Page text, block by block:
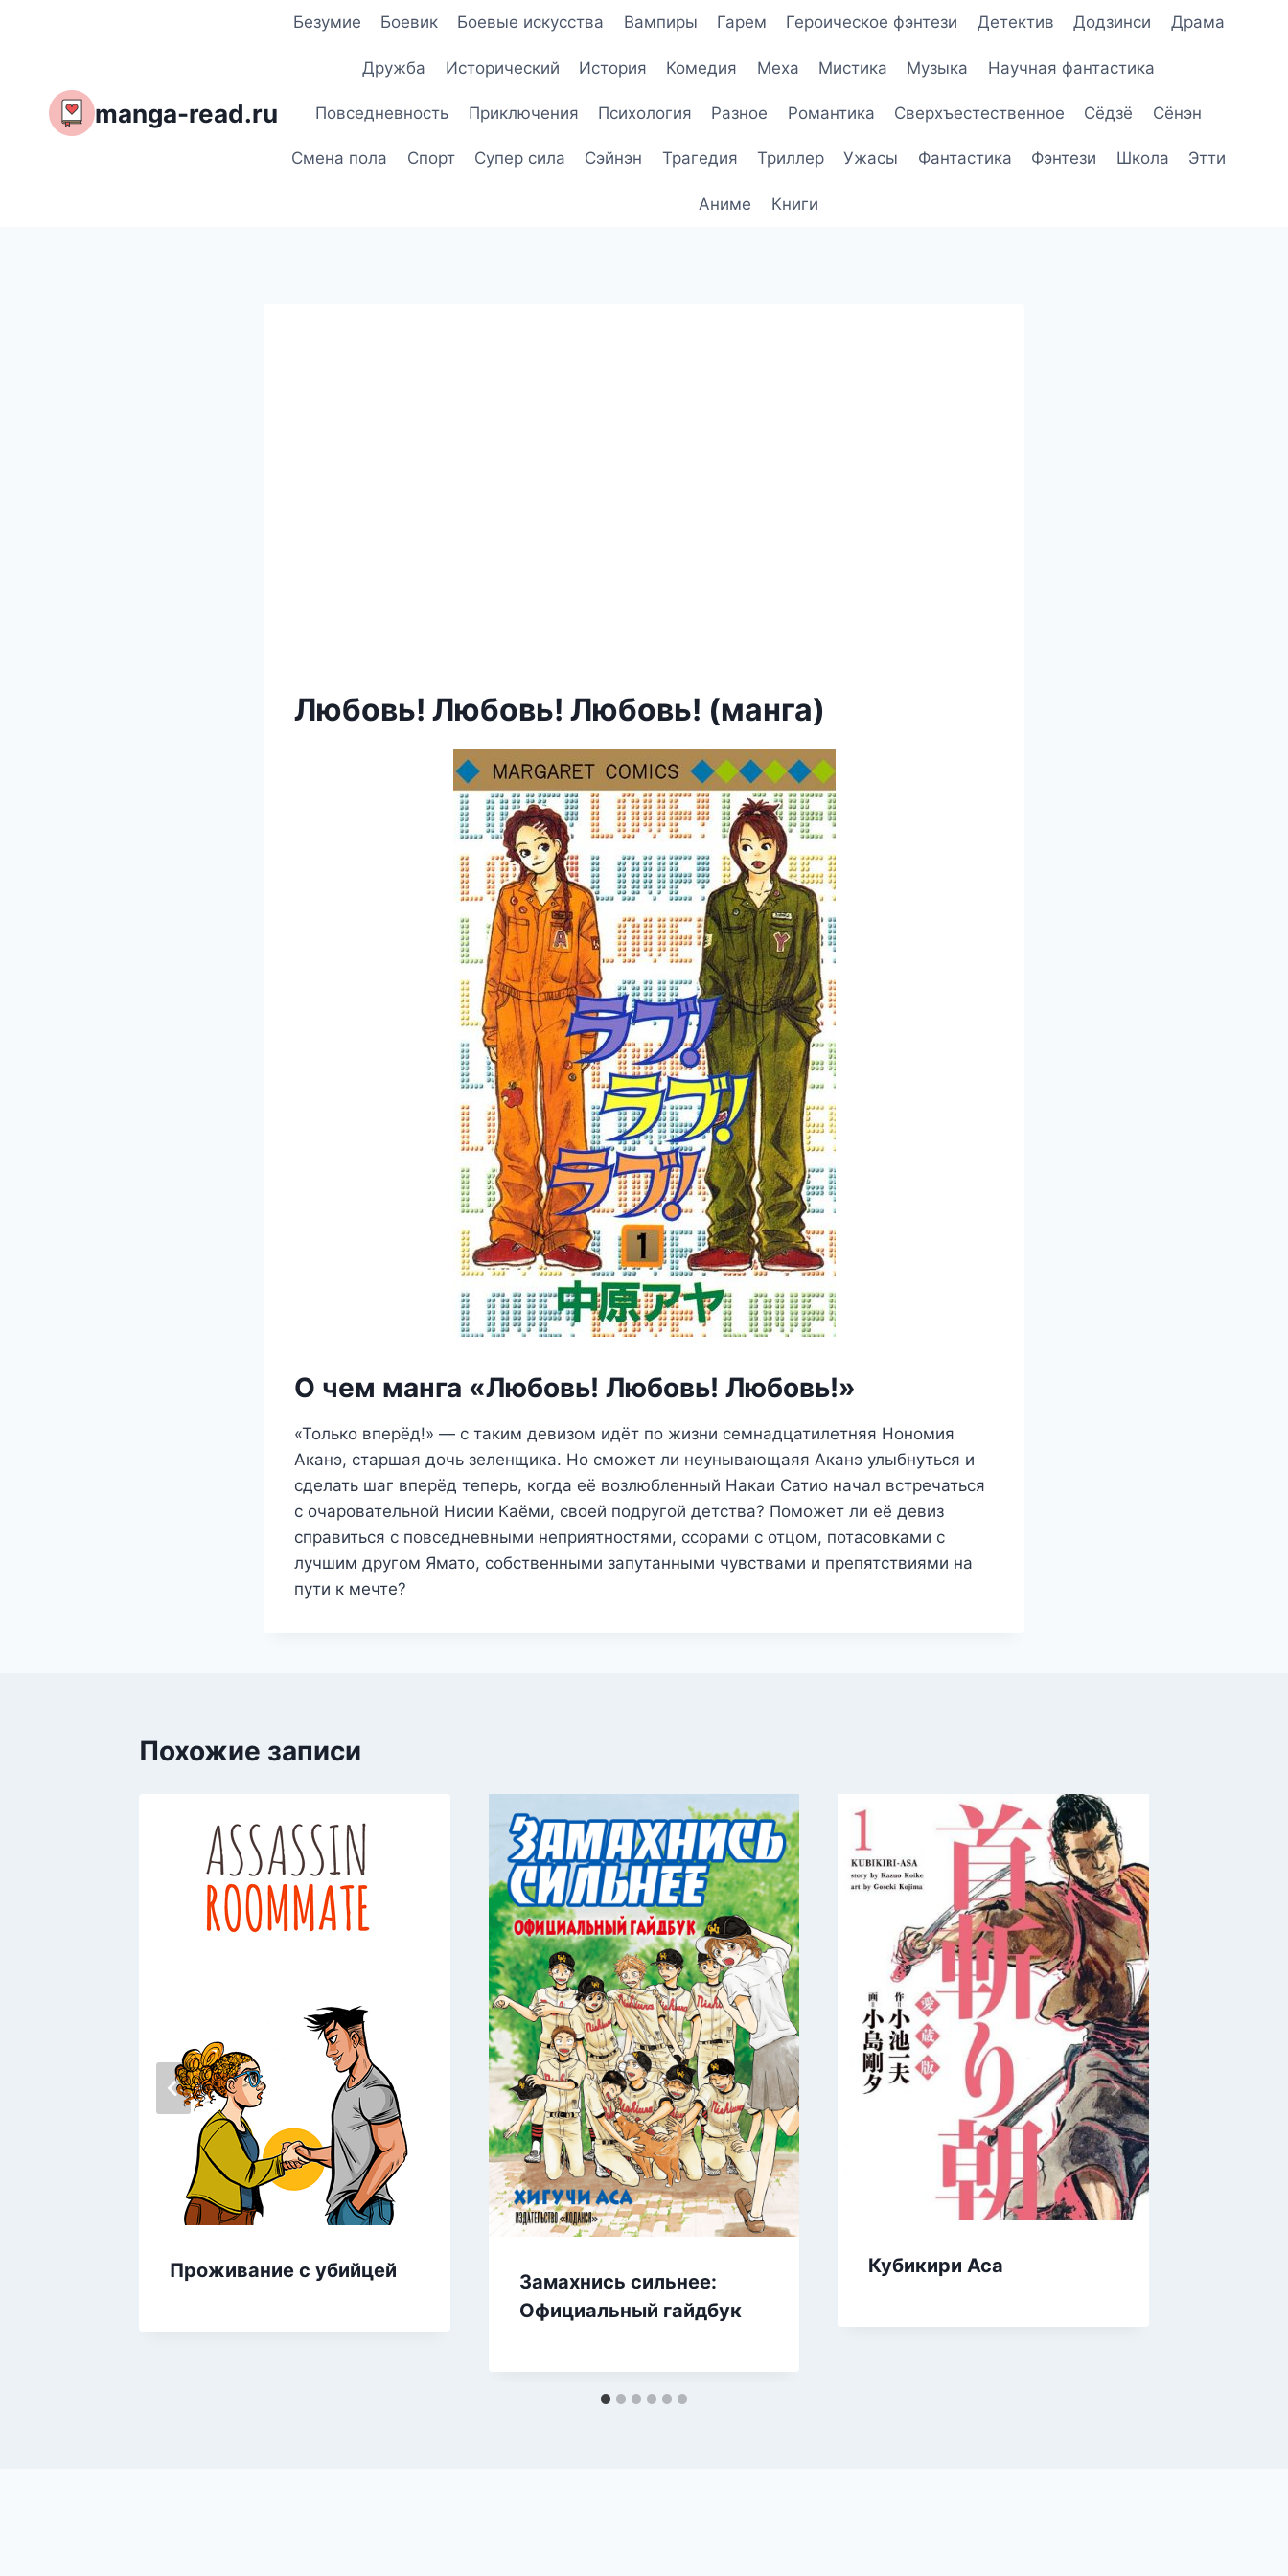
manga-read.ru
Безумие Боевик Боевые искусства Вампиры Гарем Героическое фэнтези Детектив Додзинси Драма
Дружба Исторический История Комедия Меха Мистика Музыка Научная фантастика
Повседневность Приключения Психология Разное Романтика Сверхъестественное Сёдзё Сёнэн
Смена пола Спорт Супер сила Сэйнэн Трагедия Триллер Ужасы Фантастика Фэнтези Школа Этти
Аниме Книги
Любовь! Любовь! Любовь! (манга)
О чем манга «Любовь! Любовь! Любовь!»
«Только вперёд!» — с таким девизом идёт по жизни семнадцатилетняя Нономия
Аканэ, старшая дочь зеленщика. Но сможет ли неунывающаяя Аканэ улыбнуться и
сделать шаг вперёд теперь, когда её возлюбленный Накаи Сатио начал встречаться
с очаровательной Нисии Каёми, своей подругой детства? Поможет ли её девиз
справиться с повседневными неприятностями, ссорами с отцом, потасовками с
лучшим другом Ямато, собственными запутанными чувствами и препятствиями на
пути к мечте?
Похожие записи
Проживание с убийцей
Замахнись сильнее:
Официальный гайдбук
Кубикири Аса